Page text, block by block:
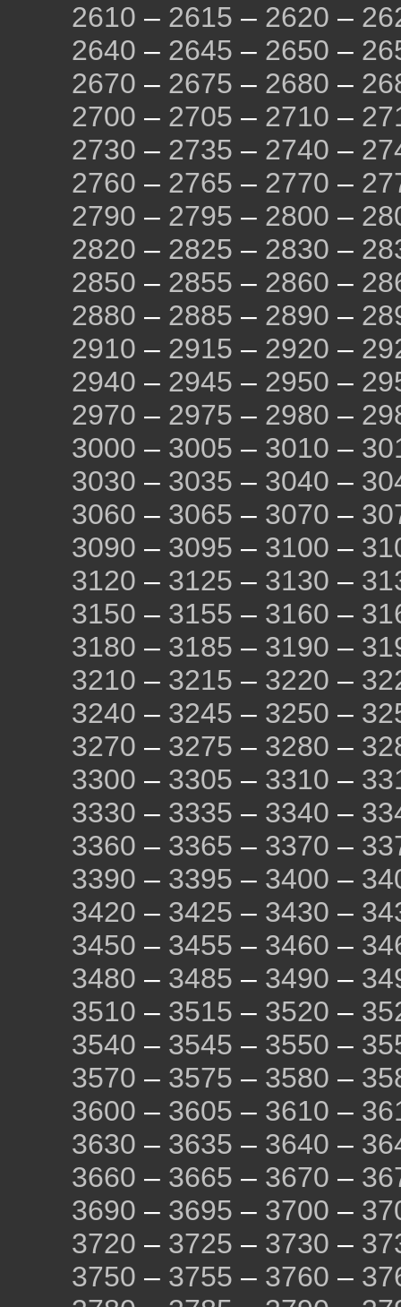
2610 – 2615 – 2620 –
2640 – 2645 – 2650 –
2670 – 2675 – 2680 –
2700 – 2705 – 2710 –
2730 – 2735 – 2740 –
2760 – 2765 – 2770 –
2790 – 2795 – 2800 –
2820 – 2825 – 2830 –
2850 – 2855 – 2860 –
2880 – 2885 – 2890 –
2910 – 2915 – 2920 –
2940 – 2945 – 2950 –
2970 – 2975 – 2980 –
3000 – 3005 – 3010 –
3030 – 3035 – 3040 –
3060 – 3065 – 3070 –
3090 – 3095 – 3100 –
3120 – 3125 – 3130 –
3150 – 3155 – 3160 –
3180 – 3185 – 3190 –
3210 – 3215 – 3220 –
3240 – 3245 – 3250 –
3270 – 3275 – 3280 –
3300 – 3305 – 3310 –
3330 – 3335 – 3340 –
3360 – 3365 – 3370 –
3390 – 3395 – 3400 –
3420 – 3425 – 3430 –
3450 – 3455 – 3460 –
3480 – 3485 – 3490 –
3510 – 3515 – 3520 –
3540 – 3545 – 3550 –
3570 – 3575 – 3580 –
3600 – 3605 – 3610 –
3630 – 3635 – 3640 –
3660 – 3665 – 3670 –
3690 – 3695 – 3700 –
3720 – 3725 – 3730 –
3750 – 3755 – 3760 –